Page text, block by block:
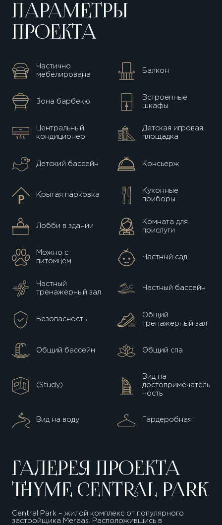
ПАРАМЕТРЫ
ПРОЕКТА
Частично
мебелирована
Балкон
Зона барбекю
Встроенные
шкафы
Центральный
кондиционер
Детская игровая
площадка
Детский бассейн Консьерж
Крытая парковка
Кухонные
приборы
Лобби в здании
Комната для
прислуги
Можно с
питомцем
Частный сад
Частный
тренажерный зал
Частный бассейн
Безопасность
Общий
тренажерный зал
Общий бассейн Общий спа
(Study)
Вид на
достопримечатель
ность
Вид на воду Гардеробная
ГАЛЕРЕЯ ПРОЕКТА
THYME CENTRAL PARK
Central Park – жилой комплекс от популярного
застройщика Meraas. Расположившись в